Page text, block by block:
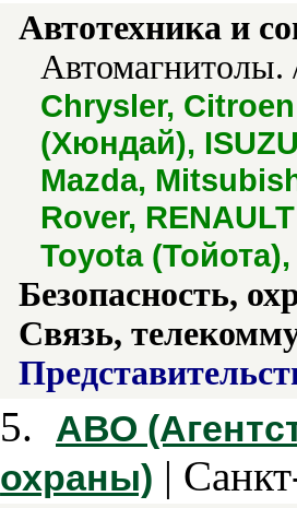
Автотехника и
Chrysler,
(Хюндай),
Mazda,
Rover,
Toyota
Безопасность,
Связь,
5.
АВО
охраны) |